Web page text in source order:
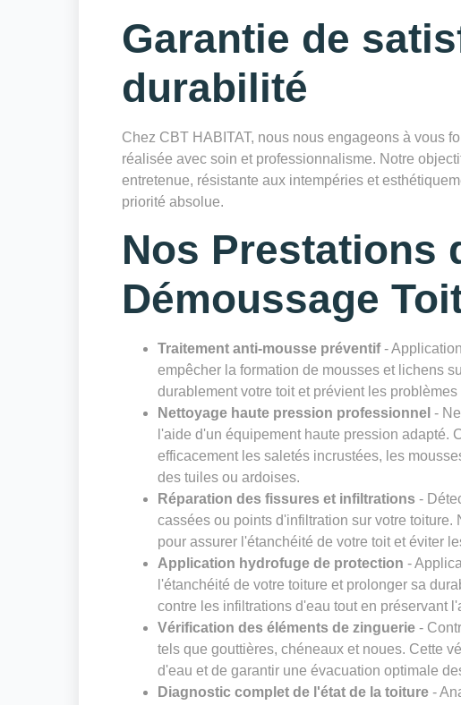
Garantie de
durabilité
Chez CBT HABITAT, nous nous engageons à vous
réalisée avec soin et professionnalisme. Notre
entretenue, résistante aux intempéries et
priorité absolue.
Nos Prestations
Démoussage
Traitement anti-mousse préventif-
empêcher la formation de mousses et lichens
durablement votre toit et prévient les
Nettoyage haute pression professionnel -
l'aide d'un équipement haute pression adapté.
efficacement les saletés incrustées, les
des tuiles ou ardoises.
Réparation des fissures et infiltrations -
cassées ou points d'infiltration sur votre
pour assurer l'étanchéité de votre toit et éviter
Application hydrofuge de protection -
l'étanchéité de votre toiture et prolonger sa
contre les infiltrations d'eau tout en préservant
Vérification des éléments de zinguerie -
tels que gouttières, chéneaux et noues. Cette
d'eau et de garantir une évacuation optimale
Diagnostic complet de l'état de la toiture -